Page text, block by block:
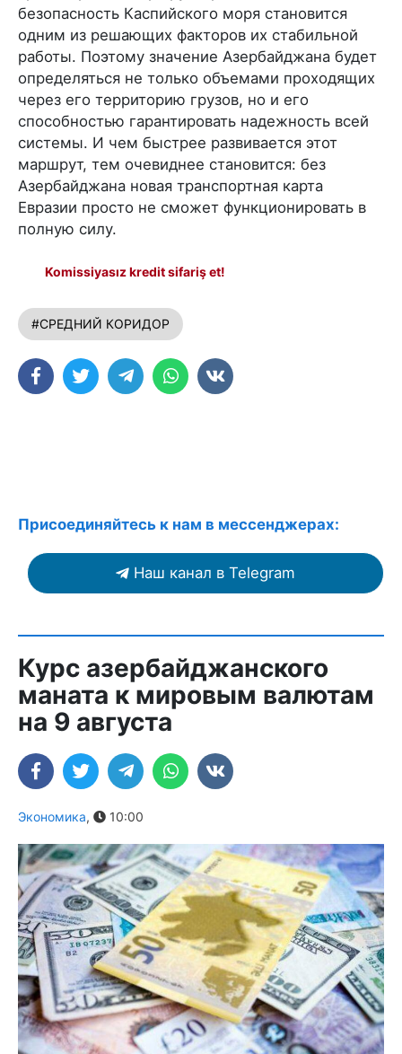
безопасность Каспийского моря становится
одним из решающих факторов их стабильной
работы. Поэтому значение Азербайджана будет
определяться не только объемами проходящих
через его территорию грузов, но и его
способностью гарантировать надежность всей
системы. И чем быстрее развивается этот
маршрут, тем очевиднее становится: без
Азербайджана новая транспортная карта
Евразии просто не сможет функционировать в
полную силу.
Komissiyasız kredit sifariş et!
#СРЕДНИЙ КОРИДОР
Присоединяйтесь к нам в мессенджерах:
Наш канал в Telegram
Курс азербайджанского
маната к мировым валютам
на 9 августа
Экономика, 10:00